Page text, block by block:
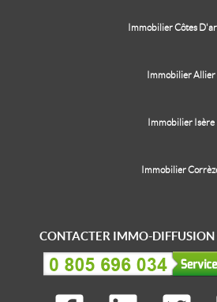
Immobilier Côtes
Immobilier Allier
Immobilier Isère
Immobilier
CONTACTER IMMO-DIFFUSION